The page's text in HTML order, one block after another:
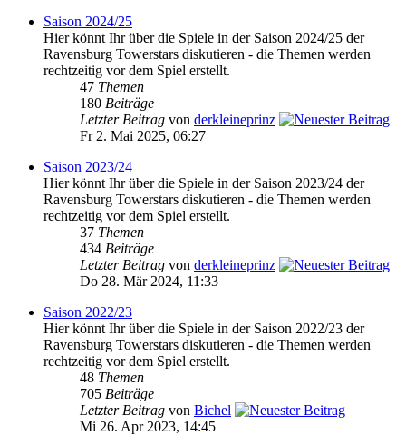
Saison 2024/25
Hier könnt Ihr über die Spiele in der Saison 2024/25 der
Ravensburg Towerstars diskutieren - die Themen werden
rechtzeitig vor dem Spiel erstellt.
47 Themen
180 Beiträge
Letzter Beitrag von derkleineprinz
Fr 2. Mai 2025, 06:27
Saison 2023/24
Hier könnt Ihr über die Spiele in der Saison 2023/24 der
Ravensburg Towerstars diskutieren - die Themen werden
rechtzeitig vor dem Spiel erstellt.
37 Themen
434 Beiträge
Letzter Beitrag von derkleineprinz
Do 28. Mär 2024, 11:33
Saison 2022/23
Hier könnt Ihr über die Spiele in der Saison 2022/23 der
Ravensburg Towerstars diskutieren - die Themen werden
rechtzeitig vor dem Spiel erstellt.
48 Themen
705 Beiträge
Letzter Beitrag von Bichel
Mi 26. Apr 2023, 14:45